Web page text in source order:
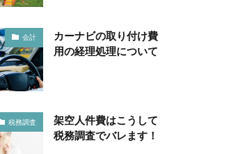
会計
カーナビの取り付け費
用の経理処理について
税務調査
架空人件費はこうして
税務調査でバレます！